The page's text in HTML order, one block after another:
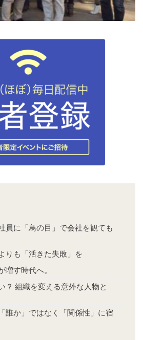
員に「鳥の目」で会社を観ても
りも「活きた失敗」を
増す時代へ。
？ 組織を変える意外な人物と
誰か」ではなく「関係性」に宿